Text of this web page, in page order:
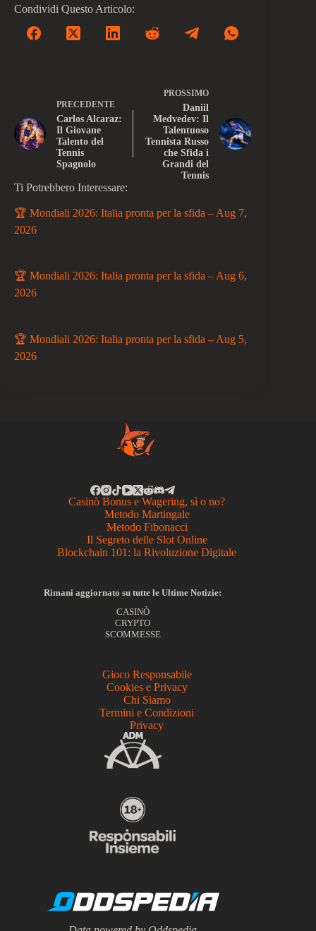
Condividi Questo Articolo:
PRECEDENTE
Carlos Alcaraz:
Il Giovane
Talento del
Tennis
Spagnolo
PROSSIMO
Daniil
Medvedev: Il
Talentuoso
Tennista Russo
che Sfida i
Grandi del
Tennis
Ti Potrebbero Interessare:
🏆 Mondiali 2026: Italia pronta per la sfida – Aug 7,
2026
🏆 Mondiali 2026: Italia pronta per la sfida – Aug 6,
2026
🏆 Mondiali 2026: Italia pronta per la sfida – Aug 5,
2026
Casinò Bonus e Wagering, sì o no?
Metodo Martingale
Metodo Fibonacci
Il Segreto delle Slot Online
Blockchain 101: la Rivoluzione Digitale
Rimani aggiornato su tutte le Ultime Notizie:
CASINÒ
CRYPTO
SCOMMESSE
Gioco Responsabile
Cookies e Privacy
Chi Siamo
Termini e Condizioni
Privacy